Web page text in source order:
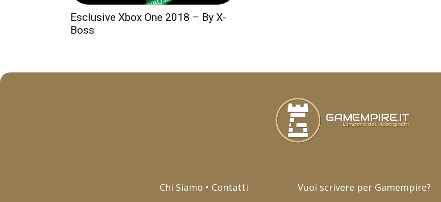
Esclusive Xbox One 2018 – By X-
Boss
Chi Siamo • Contatti Vuoi scrivere per Gamempire?